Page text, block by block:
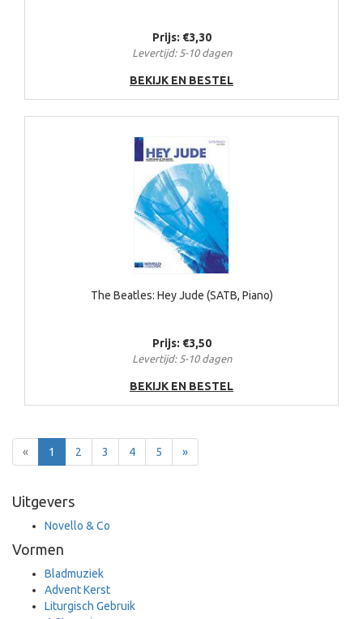
Prijs: €3,30
Levertijd: 5-10 dagen
BEKIJK EN BESTEL
The Beatles: Hey Jude (SATB, Piano)
Prijs: €3,50
Levertijd: 5-10 dagen
BEKIJK EN BESTEL
« Terug1 2 3 4 5 »Voor
Uitgevers
Novello & Co
Vormen
Bladmuziek
Advent Kerst
Liturgisch Gebruik